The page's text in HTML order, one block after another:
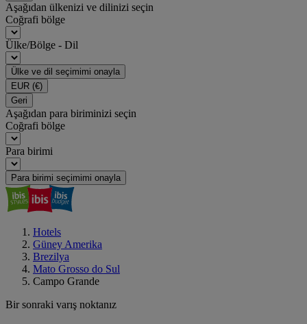
Aşağıdan ülkenizi ve dilinizi seçin
Coğrafi bölge
Ülke/Bölge - Dil
Ülke ve dil seçimimi onayla
EUR (€)
Geri
Aşağıdan para biriminizi seçin
Coğrafi bölge
Para birimi
Para birimi seçimimi onayla
Hotels
Güney Amerika
Brezilya
Mato Grosso do Sul
Campo Grande
Bir sonraki varış noktanız